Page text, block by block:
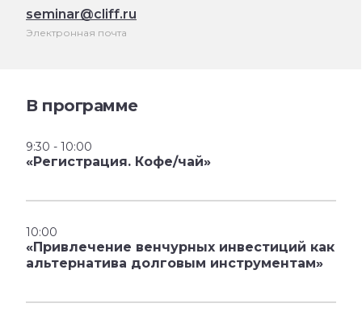
seminar@cliff.ru
Электронная почта
В программе
9:30 - 10:00
«Регистрация. Кофе/чай»
10:00
«Привлечение венчурных инвестиций как
альтернатива долговым инструментам»